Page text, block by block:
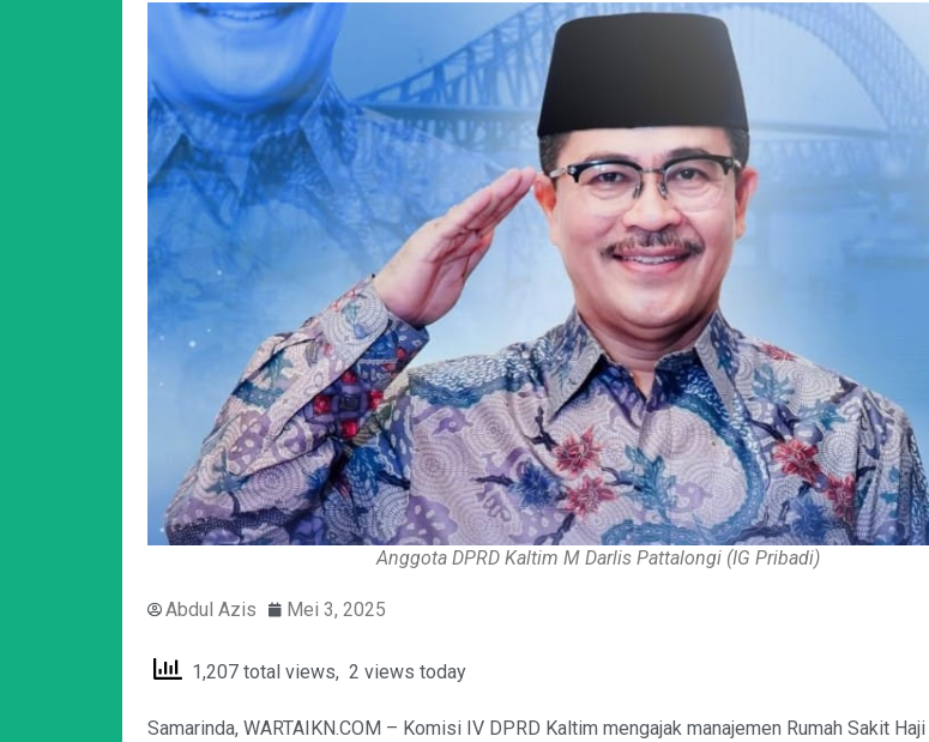
Anggota DPRD Kaltim M Darlis Pattalongi (IG Pribadi)
Abdul Azis Mei 3, 2025
1,207 total views, 2 views today
Samarinda, WARTAIKN.COM – Komisi IV DPRD Kaltim mengajak manajemen Rumah Sakit Haji